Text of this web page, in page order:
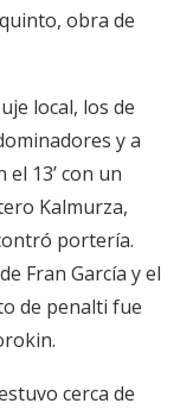
obra de
local, los de
y a
13’ con un
Kalmurza,
portería.
Fran García y el
de penalti fue
cerca de